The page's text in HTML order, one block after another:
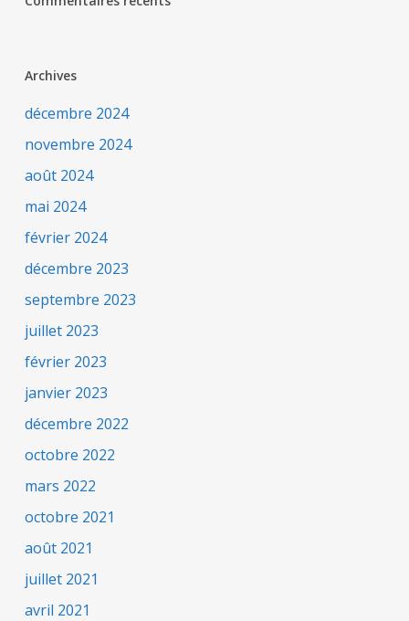
Archives
décembre 2024
novembre 2024
août 2024
mai 2024
février 2024
décembre 2023
septembre 2023
juillet 2023
février 2023
janvier 2023
décembre 2022
octobre 2022
mars 2022
octobre 2021
août 2021
juillet 2021
avril 2021